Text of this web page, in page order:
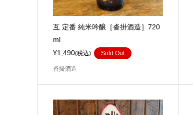
互 定番 純米吟醸［沓掛酒造］720
ml
¥1,490(税込) Sold Out
沓掛酒造